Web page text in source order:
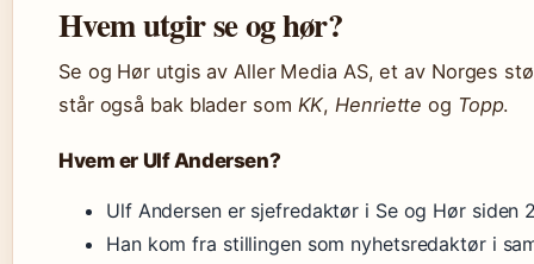
Hvem utgir se og hør?
Se og Hør utgis av Aller Media AS, et av Norges
står også bak blader som KK,Henriette og Topp.
Hvem er Ulf Andersen?
Ulf Andersen er sjefredaktør i Se og Hør siden
Han kom fra stillingen som nyhetsredaktør i